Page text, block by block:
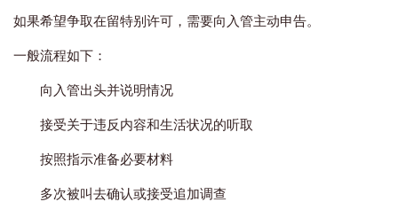
如果希望争取在留特别许可，需要向入管主动申告。
一般流程如下：
向入管出头并说明情况
接受关于违反内容和生活状况的听取
按照指示准备必要材料
多次被叫去确认或接受追加调查